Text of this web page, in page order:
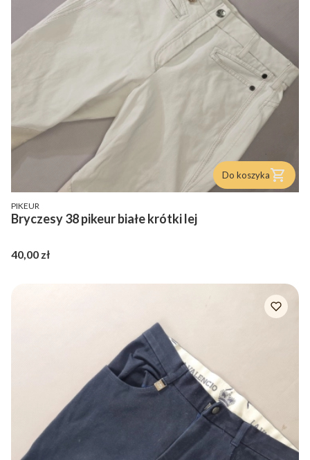
Do koszyka
PRODUCENT
PIKEUR
Bryczesy 38 pikeur białe krótki lej
Cena
40,00 zł